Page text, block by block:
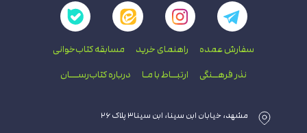
سفارش عمده راهنمای‌ خرید مسابقه کتاب‌خوانی
نذر فرهــنگی ارتبــاط با‌ مـا درباره کتاب‌رســـان
مشهد، خیابان ابن سینا، ابن سینا۳ پلاک ۲۶